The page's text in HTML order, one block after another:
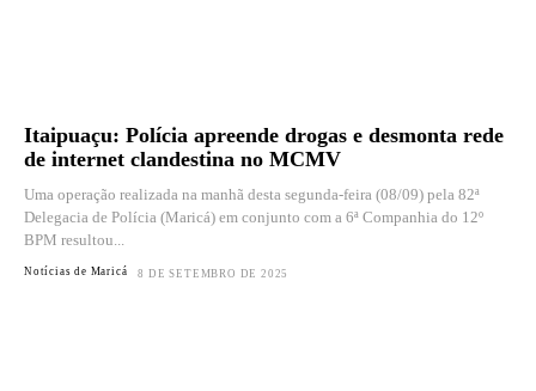
Itaipuaçu: Polícia apreende drogas e desmonta rede
de internet clandestina no MCMV
Uma operação realizada na manhã desta segunda-feira (08/09) pela 82ª
Delegacia de Polícia (Maricá) em conjunto com a 6ª Companhia do 12º
BPM resultou...
Notícias de Maricá 8 DE SETEMBRO DE 2025